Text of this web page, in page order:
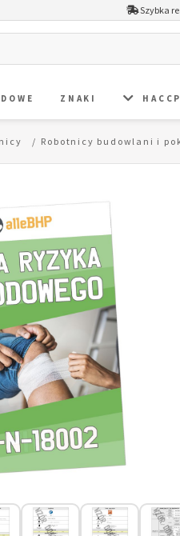
Szybka
ZNAKI
Robotnicy budowlani i